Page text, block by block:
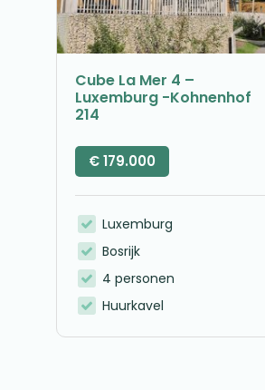
Cube La Mer 4 –
Luxemburg -Kohnenhof
214
€179.000
Luxemburg
Bosrijk
4 personen
Huurkavel